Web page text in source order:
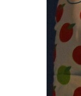
まつり・イベント
おみやげ・特産
アウトドア・レジ